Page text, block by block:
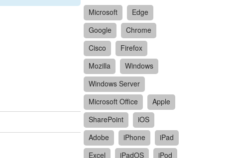
Microsoft
Edge
Google
Chrome
Cisco
Firefox
Mozilla
Windows
Windows Server
Microsoft Office
Apple
SharePoint
iOS
Adobe
iPhone
iPad
Excel
iPadOS
iPod